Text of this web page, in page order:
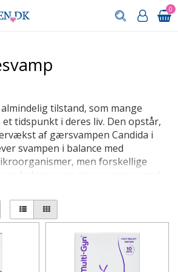
0
tilstand, som mange
tidspunkt i deres liv. Den opstår,
af gærsvampen Candida i
svampen i balance med
men forskellige
balancen og give svampen gode
opstår
årsager til skedesvamp
der forstyrrer den